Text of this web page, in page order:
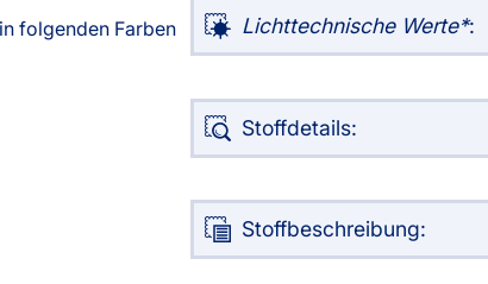
Versand
folgenden Farben Lichttechnische Werte :
Stoffdetails:
Stoffbeschreibung: